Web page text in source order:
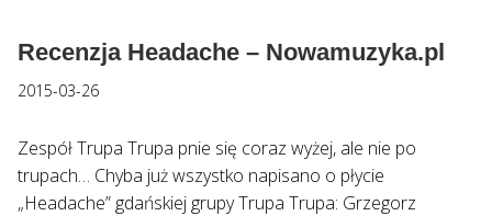
Recenzja Headache – Nowamuzyka.pl
2015-03-26
Zespół Trupa Trupa pnie się coraz wyżej, ale nie po
trupach… Chyba już wszystko napisano o płycie
„Headache” gdańskiej grupy Trupa Trupa: Grzegorz